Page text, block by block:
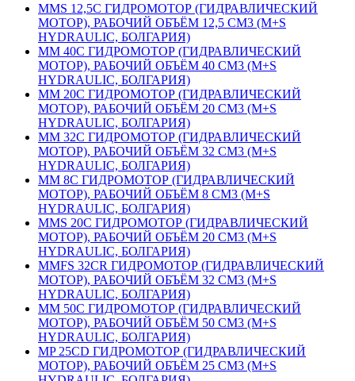
MMS 12,5C ГИДРОМОТОР (ГИДРАВЛИЧЕСКИЙ
МОТОР), РАБОЧИЙ ОБЪЁМ 12,5 СМ3 (M+S
HYDRAULIC, БОЛГАРИЯ)
MM 40С ГИДРОМОТОР (ГИДРАВЛИЧЕСКИЙ
МОТОР), РАБОЧИЙ ОБЪЁМ 40 СМ3 (M+S
HYDRAULIC, БОЛГАРИЯ)
MM 20С ГИДРОМОТОР (ГИДРАВЛИЧЕСКИЙ
МОТОР), РАБОЧИЙ ОБЪЁМ 20 СМ3 (M+S
HYDRAULIC, БОЛГАРИЯ)
MM 32С ГИДРОМОТОР (ГИДРАВЛИЧЕСКИЙ
МОТОР), РАБОЧИЙ ОБЪЁМ 32 СМ3 (M+S
HYDRAULIC, БОЛГАРИЯ)
MM 8С ГИДРОМОТОР (ГИДРАВЛИЧЕСКИЙ
МОТОР), РАБОЧИЙ ОБЪЁМ 8 СМ3 (M+S
HYDRAULIC, БОЛГАРИЯ)
MMS 20С ГИДРОМОТОР (ГИДРАВЛИЧЕСКИЙ
МОТОР), РАБОЧИЙ ОБЪЁМ 20 СМ3 (M+S
HYDRAULIC, БОЛГАРИЯ)
ММFS 32CR ГИДРОМОТОР (ГИДРАВЛИЧЕСКИЙ
МОТОР), РАБОЧИЙ ОБЪЁМ 32 СМ3 (M+S
HYDRAULIC, БОЛГАРИЯ)
MM 50C ГИДРОМОТОР (ГИДРАВЛИЧЕСКИЙ
МОТОР), РАБОЧИЙ ОБЪЁМ 50 СМ3 (M+S
HYDRAULIC, БОЛГАРИЯ)
MP 25СD ГИДРОМОТОР (ГИДРАВЛИЧЕСКИЙ
МОТОР), РАБОЧИЙ ОБЪЁМ 25 СМ3 (M+S